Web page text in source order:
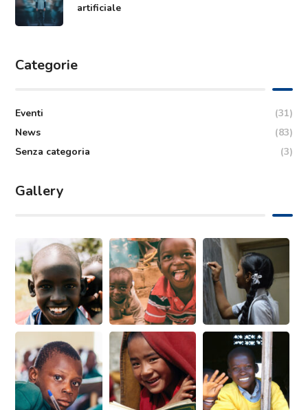
artificiale
Categorie
Eventi
(31)
News
(83)
Senza categoria
(3)
Gallery